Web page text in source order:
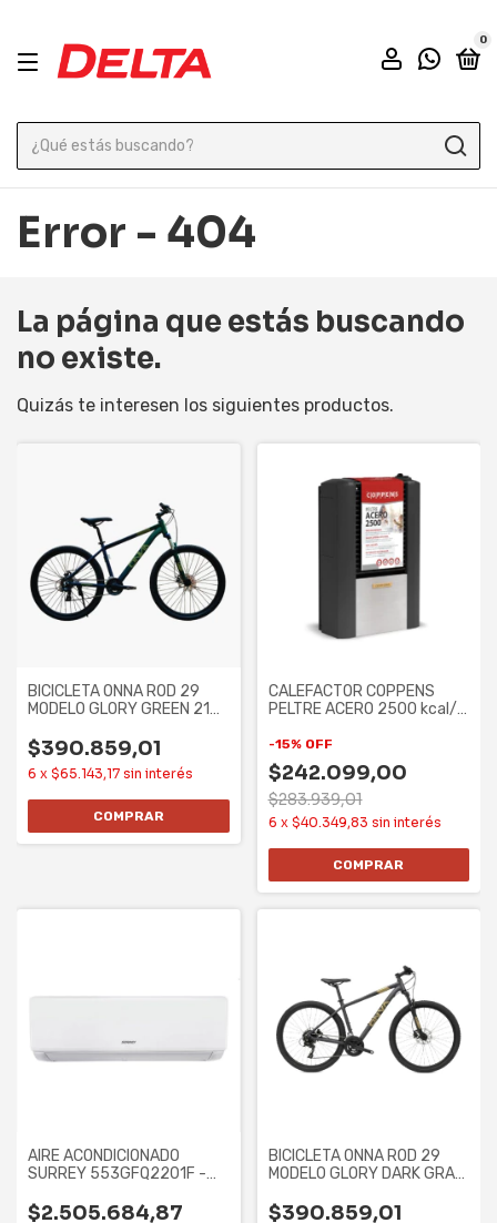
0
Error - 404
La página que estás buscando
no existe.
Quizás te interesen los siguientes productos.
BICICLETA ONNA ROD 29
MODELO GLORY GREEN 21
$390.859,01
6 x $65.143,17 sin interés
CALEFACTOR COPPENS
PELTRE ACERO 2500 kcal/h
-15% OFF
$242.099,00
$283.939,01
6 x $40.349,83 sin interés
AIRE ACONDICIONADO
SURREY 553GFQ2201F -
$2.505.684,87
BICICLETA ONNA ROD 29
MODELO GLORY DARK GRAY
$390.859,01